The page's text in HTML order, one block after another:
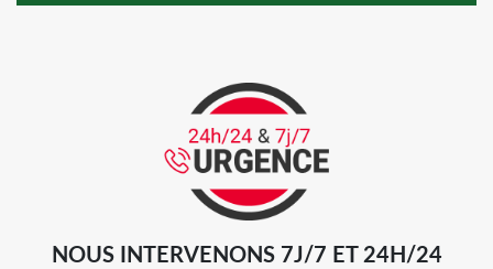
NOUS INTERVENONS 7J/7 ET 24H/24